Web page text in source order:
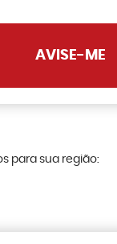
AVISE-ME
para sua região: